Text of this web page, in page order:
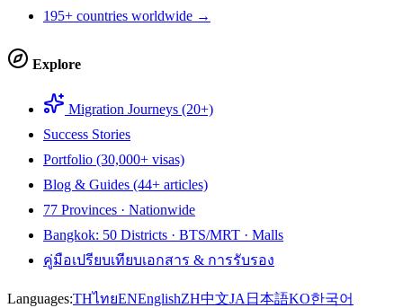
195+ countries worldwide →
Explore
Migration Journeys (20+)
Success Stories
Portfolio (30,000+ visas)
Blog & Guides (44+ articles)
77 Provinces · Nationwide
Bangkok: 50 Districts · BTS/MRT · Malls
คู่มือเปรียบเทียบเอกสาร & การรับรอง
Languages:THไทยENEnglishZH中文JA 日本語KO한국어